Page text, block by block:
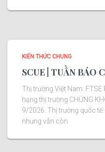
KIẾN THỨC CHUNG
SCUE | TUẦN BÁO
Thị trường Việt Nam:
hạng thị trường CHỨNG
9/2026. Thị trường quốc
nhưng vẫn còn